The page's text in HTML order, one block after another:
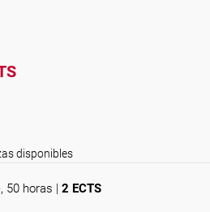
disponibles
50 horas | 2 ECTS